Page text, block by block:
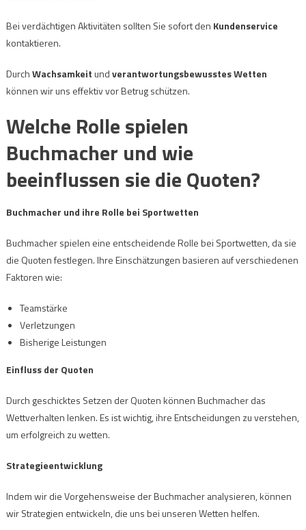
Bei verdächtigen Aktivitäten sollten Sie sofort den Kundenservice
kontaktieren.
DurchWachsamkeitundverantwortungsbewusstes Wetten
können wir uns effektiv vor Betrug schützen.
Welche Rolle spielen
Buchmacher und wie
beeinflussen sie die Quoten?
Buchmacher und ihre Rolle bei Sportwetten
Buchmacher spielen eine entscheidende Rolle bei Sportwetten, da sie
die Quoten festlegen. Ihre Einschätzungen basieren auf verschiedenen
Faktoren wie:
Teamstärke
Verletzungen
Bisherige Leistungen
Einfluss der Quoten
Durch geschicktes Setzen der Quoten können Buchmacher das
Wettverhalten lenken. Es ist wichtig, ihre Entscheidungen zu verstehen,
um erfolgreich zu wetten.
Strategieentwicklung
Indem wir die Vorgehensweise der Buchmacher analysieren, können
wir Strategien entwickeln, die uns bei unseren Wetten helfen.